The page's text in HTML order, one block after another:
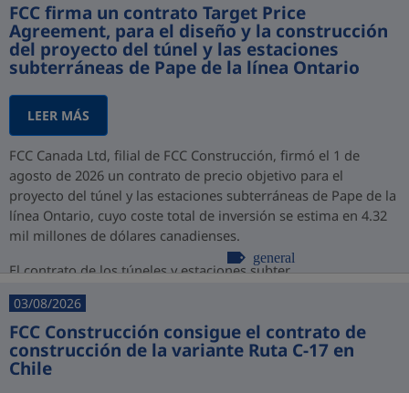
FCC firma un contrato Target Price
Agreement, para el diseño y la construcción
del proyecto del túnel y las estaciones
subterráneas de Pape de la línea Ontario
LEER MÁS
FCC Canada Ltd, filial de FCC Construcción, firmó el 1 de
agosto de 2026 un contrato de precio objetivo para el
proyecto del túnel y las estaciones subterráneas de Pape de la
línea Ontario, cuyo coste total de inversión se estima en 4.32
mil millones de dólares canadienses.
El contrato de los túneles y estaciones subter...
general
03/08/2026
FCC Construcción consigue el contrato de
construcción de la variante Ruta C-17 en
Chile